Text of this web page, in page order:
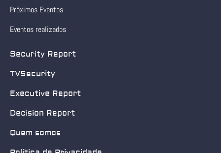
Próximos Eventos
Eventos realizados
Security Report
TVSecurity
Executive Report
Decision Report
Quem somos